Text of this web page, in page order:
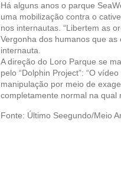
Há alguns anos o parque
uma mobilização contra o
nos internautas. “Libertem as
Vergonha dos humanos que
internauta.
A direção do Loro Parque se
pelo “Dolphin Project”: “O
manipulação por meio de
completamente normal na qual
Fonte: Último Seegundo/Meio